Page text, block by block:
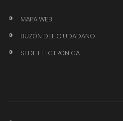
MAPA WEB
BUZÓN DEL CIUDADANO
SEDE ELECTRÓNICA